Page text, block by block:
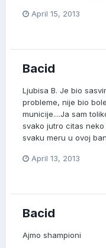
April 15, 2013
Bacid
Ljubisa B. Je bio
probleme, nije bio
municije....Ja sam
svako jutro citas
svaku meru u ovoj
April 13, 2013
Bacid
Ajmo shampioni